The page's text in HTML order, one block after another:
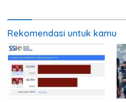
Rekomendasi untuk kamu